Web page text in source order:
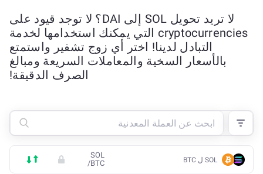
لا تريد تحويل SOL إلى DAI؟ لا توجد قيود على
cryptocurrencies التي يمكنك استخدامها لخدمة
التبادل لدينا! اختر أي زوج تشفير واستمتع
بالأسعار السخية والمعاملات السريعة ومبالغ
الصرف الدقيقة!
SOL ل BTC
SOL
/BTC